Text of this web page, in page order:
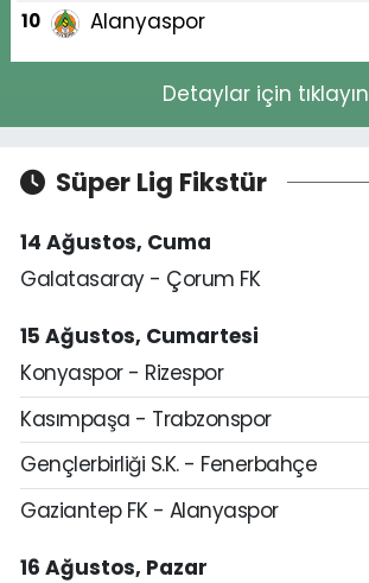
10 Alanyaspor
Detaylar için tıklayın
Süper Lig Fikstür
14 Ağustos, Cuma
Galatasaray - Çorum FK
15 Ağustos, Cumartesi
Konyaspor - Rizespor
Kasımpaşa - Trabzonspor
Gençlerbirliği S.K. - Fenerbahçe
Gaziantep FK - Alanyaspor
16 Ağustos, Pazar